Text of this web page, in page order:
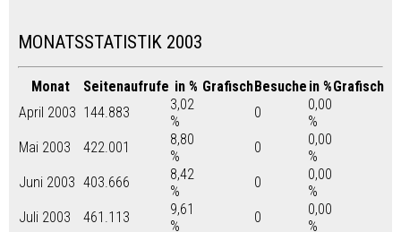
MONATSSTATISTIK 2003
Monat Seitenaufrufe in % GrafischBesuche in %Grafisch
April 2003 144.883
3,02
%
0
0,00
%
Mai 2003
422.001
8,80
%
0
0,00
%
Juni 2003 403.666
8,42
%
0
0,00
%
Juli 2003
461.113
9,61
%
0
0,00
%